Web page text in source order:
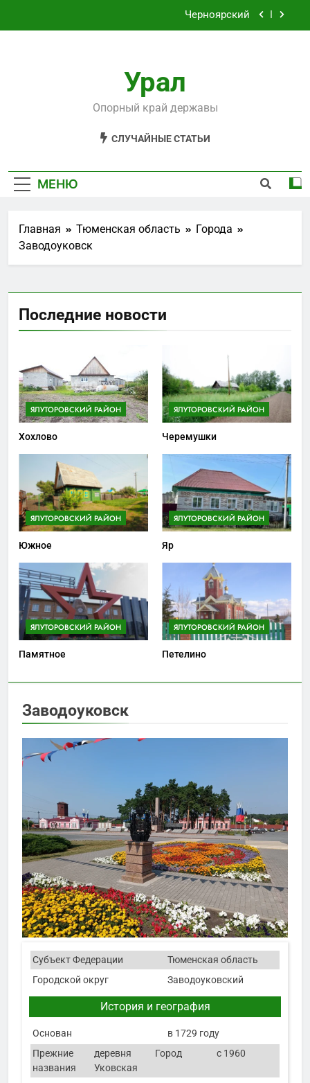
Черноярский
Староуткинск
Черноярский
Урал
Опорный край державы
СЛУЧАЙНЫЕ СТАТЬИ
МЕНЮ
Главная Тюменская область
Города
Заводоуковск
Заводоуковск
Субъект Федерации
Тюменская область
Городской округ
Заводоуковский
История и география
Основан
в 1729 году
Прежние
названия
деревня
Уковская
Город с 1960
Последние новости
ЯЛУТОРОВСКИЙ РАЙОН
Хохлово
ЯЛУТОРОВСКИЙ РАЙОН
Черемушки
ЯЛУТОРОВСКИЙ РАЙОН
Южное
ЯЛУТОРОВСКИЙ РАЙОН
Яр
ЯЛУТОРОВСКИЙ РАЙОН
Памятное
ЯЛУТОРОВСКИЙ РАЙОН
Петелино